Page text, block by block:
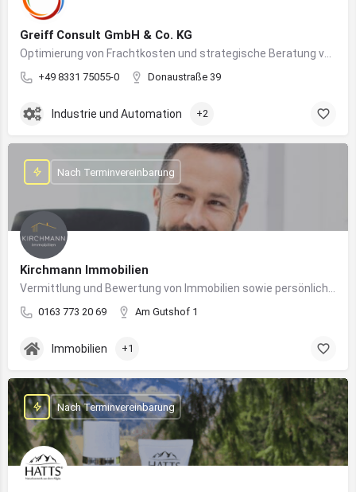
Greiff Consult GmbH & Co. KG
+49 8331 75055-0 Donaustraße 39
Industrie und Automation +2
Kirchmann Immobilien
0163 773 20 69 Am Gutshof 1
Nach Terminvereinbarung
Immobilien +1
Nach Terminvereinbarung